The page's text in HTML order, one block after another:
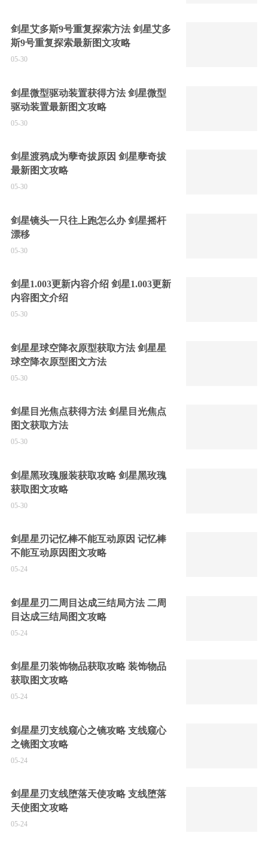
剑星艾多斯9号重复探索方法 剑星艾多
斯9号重复探索最新图文攻略
05-30
剑星微型驱动装置获得方法 剑星微型
驱动装置最新图文攻略
05-30
剑星渡鸦成为孽奇拔原因 剑星孽奇拔
最新图文攻略
05-30
剑星镜头一只往上跑怎么办 剑星摇杆
漂移
05-30
剑星1.003更新内容介绍 剑星1.003更新
内容图文介绍
05-30
剑星星球空降衣原型获取方法 剑星星
球空降衣原型图文方法
05-30
剑星目光焦点获得方法 剑星目光焦点
图文获取方法
05-30
剑星黑玫瑰服装获取攻略 剑星黑玫瑰
获取图文攻略
05-30
剑星星刃记忆棒不能互动原因 记忆棒
不能互动原因图文攻略
05-24
剑星星刃二周目达成三结局方法 二周
目达成三结局图文攻略
05-24
剑星星刃装饰物品获取攻略 装饰物品
获取图文攻略
05-24
剑星星刃支线窥心之镜攻略 支线窥心
之镜图文攻略
05-24
剑星星刃支线堕落天使攻略 支线堕落
天使图文攻略
05-24